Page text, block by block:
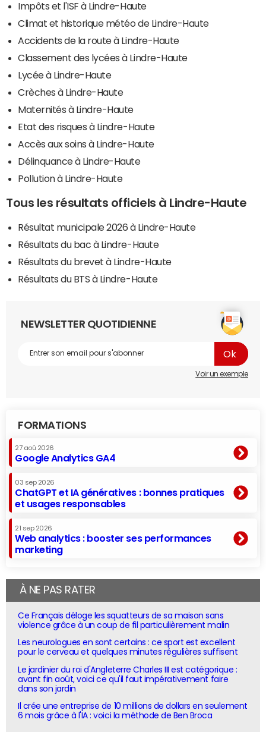
Impôts et l'ISF à Lindre-Haute
Climat et historique météo de Lindre-Haute
Accidents de la route à Lindre-Haute
Classement des lycées à Lindre-Haute
Lycée à Lindre-Haute
Crèches à Lindre-Haute
Maternités à Lindre-Haute
Etat des risques à Lindre-Haute
Accès aux soins à Lindre-Haute
Délinquance à Lindre-Haute
Pollution à Lindre-Haute
Tous les résultats officiels à Lindre-Haute
Résultat municipale 2026 à Lindre-Haute
Résultats du bac à Lindre-Haute
Résultats du brevet à Lindre-Haute
Résultats du BTS à Lindre-Haute
NEWSLETTER QUOTIDIENNE
Voir un exemple
FORMATIONS
27 aoû 2026
Google Analytics GA4
03 sep 2026
ChatGPT et IA génératives : bonnes pratiques
et usages responsables
21 sep 2026
Web analytics : booster ses performances
marketing
À NE PAS RATER
Ce Français déloge les squatteurs de sa maison sans
violence grâce à un coup de fil particulièrement malin
Les neurologues en sont certains : ce sport est excellent
pour le cerveau et quelques minutes régulières suffisent
Le jardinier du roi d'Angleterre Charles III est catégorique :
avant fin août, voici ce qu'il faut impérativement faire
dans son jardin
Il crée une entreprise de 10 millions de dollars en seulement
6 mois grâce à l'IA : voici la méthode de Ben Broca